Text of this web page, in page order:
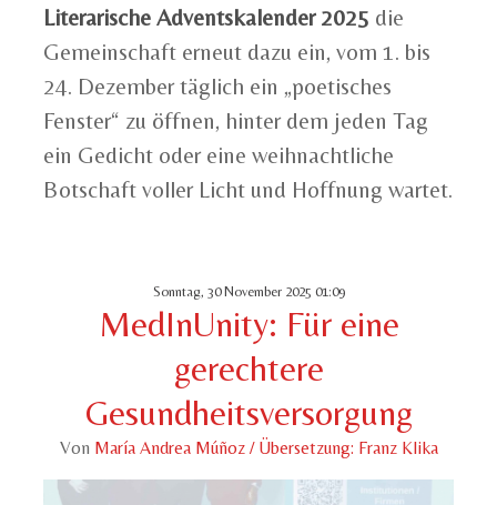
Literarische Adventskalender 2025 die
Gemeinschaft erneut dazu ein, vom 1. bis
24. Dezember täglich ein „poetisches
Fenster“ zu öffnen, hinter dem jeden Tag
ein Gedicht oder eine weihnachtliche
Botschaft voller Licht und Hoffnung wartet.
Sonntag, 30 November 2025 01:09
MedInUnity: Für eine
gerechtere
Gesundheitsversorgung
Von María Andrea Múñoz / Übersetzung: Franz Klika